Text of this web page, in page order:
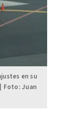
en su
Foto: Juan